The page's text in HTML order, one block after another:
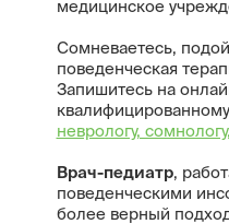
медицинское
Сомневаетесь,
поведенческая
Запишитесь на
неврологу,
Врач-педиатр,
поведенческими
более верный